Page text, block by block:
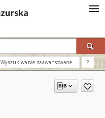
Wyszukiwanie zaawansowane ?